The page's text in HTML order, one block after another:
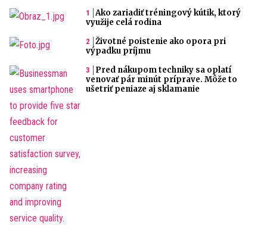
Ako zariadiť tréningový kútik, ktorý
využije celá rodina
Životné poistenie ako opora pri
výpadku príjmu
Pred nákupom techniky sa oplatí
venovať pár minút príprave. Môže to
ušetriť peniaze aj sklamanie